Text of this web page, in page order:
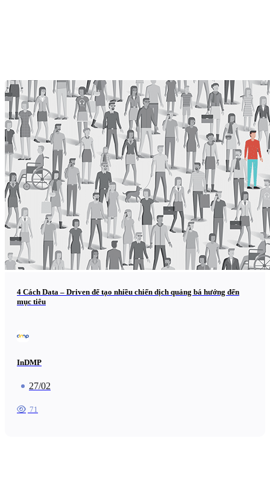
4 Cách Data – Driven để tạo nhiều chiến dịch quảng bá hướng đến
mục tiêu
InDMP
27/02
71